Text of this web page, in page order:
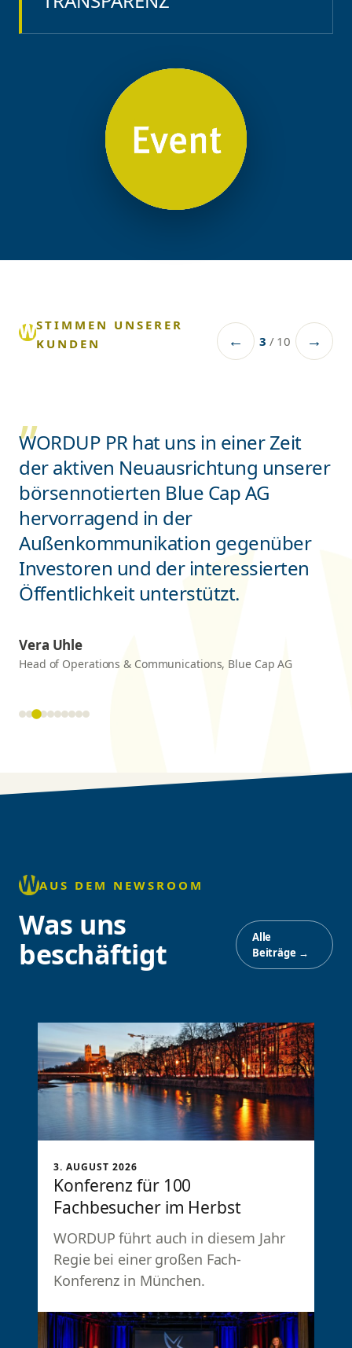
KUNDEN
← →
WORDUP PR hat uns in einer Zeit
der aktiven Neuausrichtung unserer
börsennotierten Blue Cap AG
hervorragend in der
Außenkommunikation gegenüber
Investoren und der interessierten
Öffentlichkeit unterstützt.
Head of Operations & Communications, Blue Cap AG
Was uns
beschäftigt
Alle
Beiträge →
Konferenz für 100
Fachbesucher im Herbst
Regie bei einer großen Fach-
Konferenz in München.